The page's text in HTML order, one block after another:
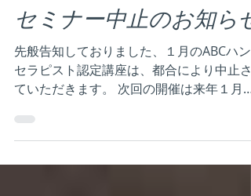
2023年10月30日
読了時間: 1分
セミナー中止のお知らせ
先般告知しておりました、１月のABCハン
セラピスト認定講座は、都合により中止さ
ていただきます。 次回の開催は来年１月の
予定です。 院長 #ハンドマッサージ #マッ